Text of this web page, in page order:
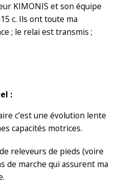
KIMONIS et son équipe
c. Ils ont toute ma
; le relai est transmis ;
:
c’est une évolution lente
capacités motrices.
de releveurs de pieds (voire
de marche qui assurent ma